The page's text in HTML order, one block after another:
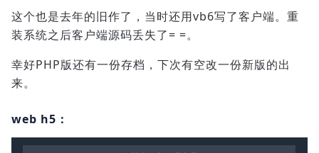
这个也是去年的旧作了，当时还用vb6写了客户端。重
装系统之后客户端源码丢失了= =。
幸好PHP版还有一份存档，下次有空改一份新版的出
来。
web h5：